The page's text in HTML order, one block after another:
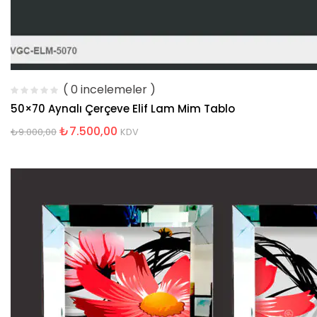
( 0 incelemeler )
50×70 Aynalı Çerçeve Elif Lam Mim Tablo
₺9.000,00 ₺7.500,00 KDV